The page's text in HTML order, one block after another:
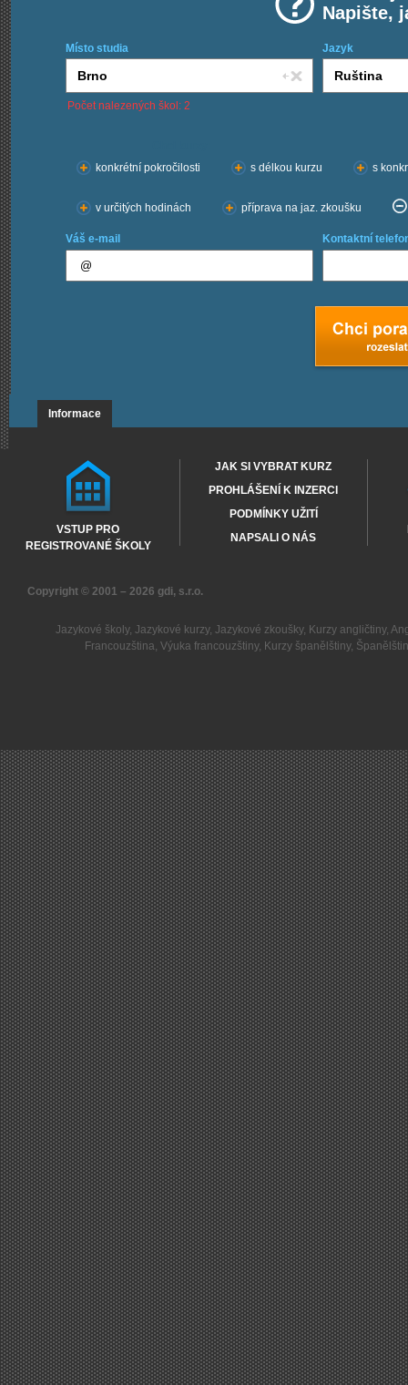
Napište,
Místo studia Jazyk
Počet nalezených škol: 2
konkrétní pokročilosti
s délkou kurzu s
v určitých hodinách příprava na jaz. zkoušku
Váš e-mail Kontaktní
Informace
VSTUP PRO
REGISTROVANÉ ŠKOLY
JAK SI VYBRAT KURZ
PROHLÁŠENÍ K INZERCI
PODMÍNKY UŽITÍ
NAPSALI O NÁS
Copyright © 2001 – 2026 gdi, s.r.o.
Jazykové školy, Jazykové kurzy, Jazykové zkoušky, Kurzy angličtiny,
Francouzština,Výuka francouzštiny, Kurzy španělštiny,